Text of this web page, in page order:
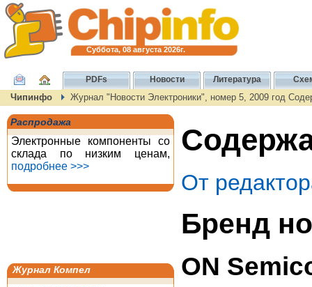
Суббота, 08 августа 2026г.
PDFs Новости Литература
Чипинфо Журнал "Новости Электроники", номер 5, 2009 год
Распродажа
Электронные компоненты со
склада по низким ценам,
подробнее >>>
Журнал Компел
От
Бренд
ON